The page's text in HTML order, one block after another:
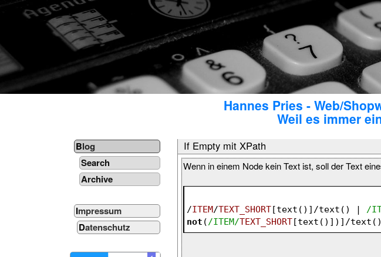
Hannes Pries - Web/
Weil es immer
Blog
Search
Archive
Impressum
Datenschutz
If Empty mit XPath
Wenn in einem Node kein Text ist, soll der Text
/ITEM/TEXT_SHORT[text()]/text() | /
not ( /ITEM/TEXT_SHORT[text()])]/text()